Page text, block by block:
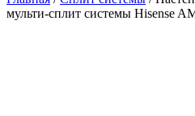
мульти-сплит системы Hisense